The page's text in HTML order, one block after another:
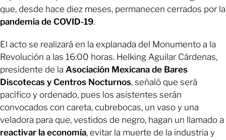
que, desde hace diez meses, permanecen cerrados por la
pandemia de COVID-19.
El acto se realizará en la explanada del Monumento a la
Revolución a las 16:00 horas. Helking Aguilar Cárdenas,
presidente de la Asociación Mexicana de Bares
Discotecas y Centros Nocturnos, señaló que será
pacífico y ordenado, pues los asistentes serán
convocados con careta, cubrebocas, un vaso y una
veladora para que, vestidos de negro, hagan un llamado a
reactivar la economía, evitar la muerte de la industria y